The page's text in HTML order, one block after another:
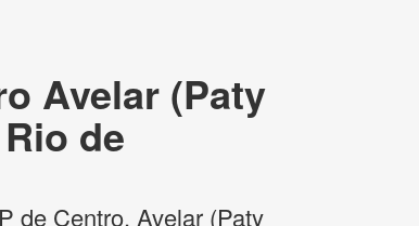
Avelar (Paty
de
de Centro, Avelar (Paty